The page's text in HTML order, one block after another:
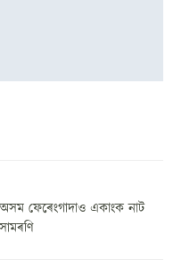
ফেৰেংগাদাও একাংক নাট